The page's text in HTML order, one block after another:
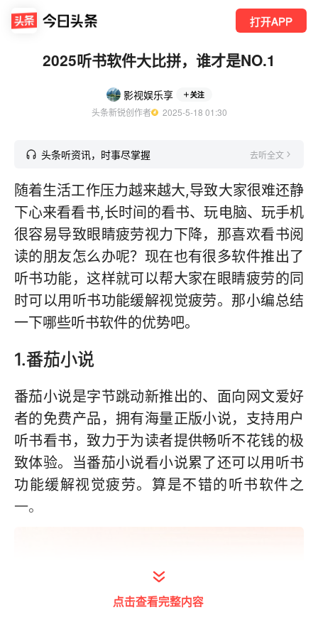
打开APP
2025听书软件大比拼，谁才是NO.1
影视娱乐享 关注
头条新锐创作者
  2025-5-18 01:30
头条听资讯，时事尽掌握 去听全文
随着生活工作压力越来越大,导致大家很难还静
下心来看看书,长时间的看书、玩电脑、玩手机
很容易导致眼睛疲劳视力下降，那喜欢看书阅
读的朋友怎么办呢？现在也有很多软件推出了
听书功能，这样就可以帮大家在眼睛疲劳的同
时可以用听书功能缓解视觉疲劳。那小编总结
一下哪些听书软件的优势吧。
1.番茄小说
番茄小说是字节跳动新推出的、面向网文爱好
者的免费产品，拥有海量正版小说，支持用户
听书看书，致力于为读者提供畅听不花钱的极
致体验。当番茄小说看小说累了还可以用听书
功能缓解视觉疲劳。算是不错的听书软件之
一。
点击查看完整内容